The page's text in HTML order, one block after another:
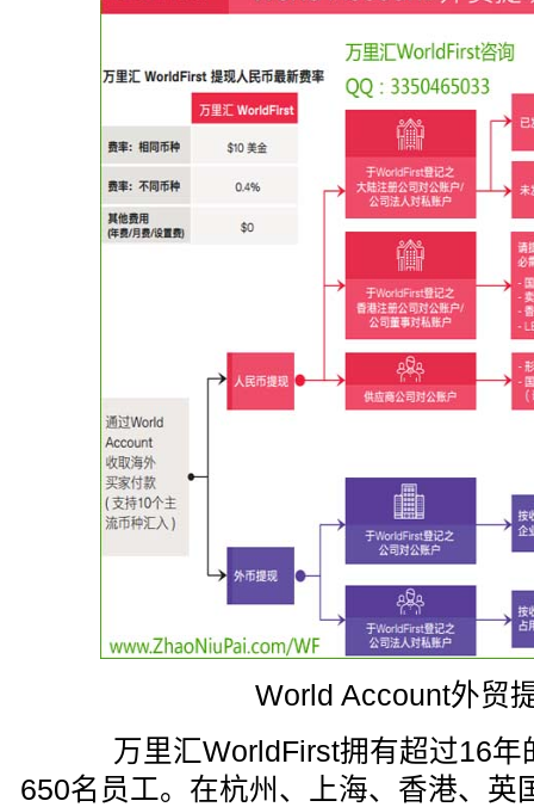
World Account外贸
万里汇WorldFirst拥有超过16年
650名员工。在杭州、上海、香港、英